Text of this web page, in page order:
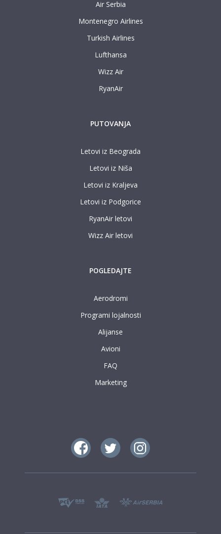
Air Serbia
Montenegro Airlines
Turkish Airlines
Lufthansa
Wizz Air
RyanAir
PUTOVANJA
Letovi iz Beograda
Letovi iz Niša
Letovi iz Kraljeva
Letovi iz Podgorice
RyanAir letovi
Wizz Air letovi
POGLEDAJTE
Aerodromi
Programi lojalnosti
Alijanse
Avioni
FAQ
Marketing